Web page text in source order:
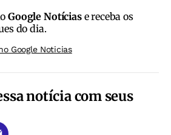
Google Notíciase receba os
do dia.
Google Noticias
notícia com seus